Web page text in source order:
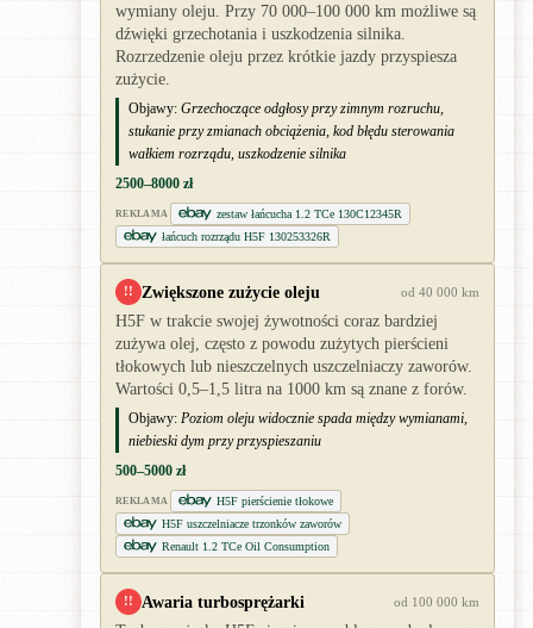
wymiany oleju. Przy 70 000–100 000 km możliwe są
dźwięki grzechotania i uszkodzenia silnika.
Rozrzedzenie oleju przez krótkie jazdy przyspiesza
zużycie.
Objawy: Grzechoczące odgłosy przy zimnym rozruchu,
stukanie przy zmianach obciążenia, kod błędu sterowania
wałkiem rozrządu, uszkodzenie silnika
2500–8000 zł
REKLAMA
zestaw łańcucha 1.2 TCe 130C12345R
łańcuch rozrządu H5F 130253326R
!! Zwiększone zużycie oleju od 40 000 km
H5F w trakcie swojej żywotności coraz bardziej
zużywa olej, często z powodu zużytych pierścieni
tłokowych lub nieszczelnych uszczelniaczy zaworów.
Wartości 0,5–1,5 litra na 1000 km są znane z forów.
Objawy: Poziom oleju widocznie spada między wymianami,
niebieski dym przy przyspieszaniu
500–5000 zł
REKLAMA
H5F pierścienie tłokowe
H5F uszczelniacze trzonków zaworów
Renault 1.2 TCe Oil Consumption
!! Awaria turbosprężarki od 100 000 km